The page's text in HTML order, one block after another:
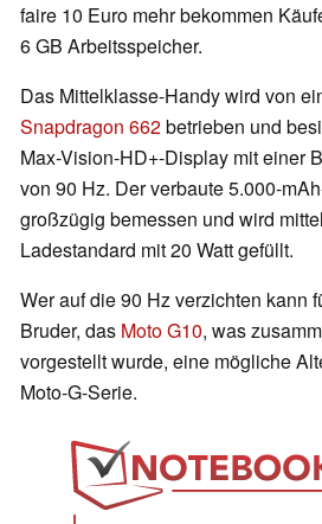
faire 10 Euro mehr bekommen
6 GB Arbeitsspeicher.
Das Mittelklasse-Handy wird von
Snapdragon 662betrieben und
Max-Vision-HD+-Display mit einer
von 90 Hz. Der verbaute 5.000-
großzügig bemessen und wird
Ladestandard mit 20 Watt gefüllt.
Wer auf die 90 Hz verzichten kann
Bruder, das Moto G10, was
vorgestellt wurde, eine mögliche
Moto-G-Serie.